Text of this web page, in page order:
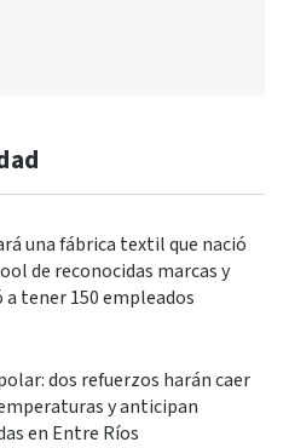
una fábrica textil que nació
de reconocidas marcas y
a tener 150 empleados
dos refuerzos harán caer
y anticipan
en Entre Ríos